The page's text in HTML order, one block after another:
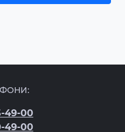
49-00
49-00